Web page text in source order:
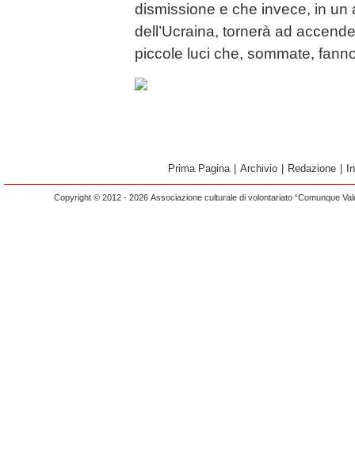
dismissione e che invece, in un
dell’Ucraina, tornerà ad
piccole luci che, sommate,
Prima Pagina | Archivio | Redazione |
Copyright © 2012 - 2026 Associazione culturale di volontariato “Comunque